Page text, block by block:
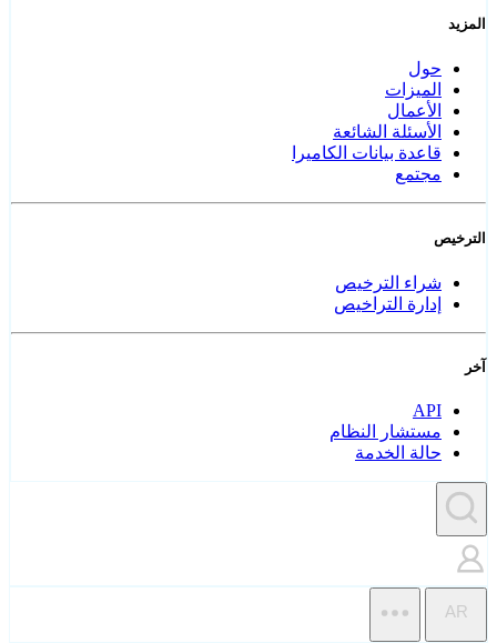
المزيد
حول
الميزات
الأعمال
الأسئلة الشائعة
قاعدة بيانات الكاميرا
مجتمع
الترخيص
شراء الترخيص
إدارة التراخيص
آخر
API
مستشار النظام
حالة الخدمة
AR